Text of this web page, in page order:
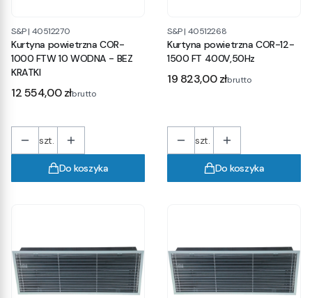
S&P| 40512270
Kurtyna powietrzna COR-
1000 FTW 10 WODNA - BEZ
KRATKI
Cena
12 554,00 złbrutto
szt.
Do koszyka
S&P| 40512268
Kurtyna powietrzna COR-12-
1500 FT 400V,50Hz
Cena
19 823,00 złbrutto
szt.
Do koszyka